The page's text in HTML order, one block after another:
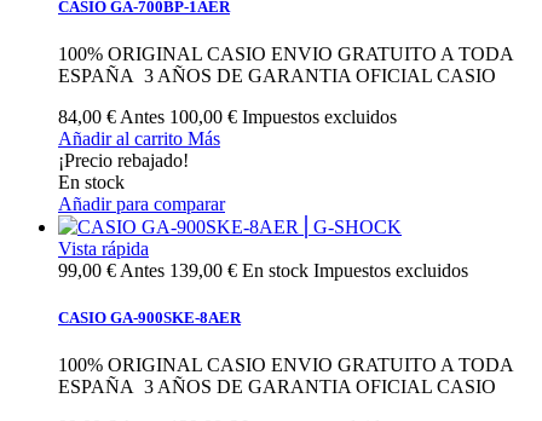
CASIO GA-700BP-1AER
100% ORIGINAL CASIO ENVIO GRATUITO A TODA
ESPAÑA 3 AÑOS DE GARANTIA OFICIAL CASIO
84,00 € Antes 100,00 € Impuestos excluidos
Añadir al carrito Más
¡Precio rebajado!
En stock
Añadir para comparar
Vista rápida
99,00 € Antes 139,00 € En stock Impuestos excluidos
CASIO GA-900SKE-8AER
100% ORIGINAL CASIO ENVIO GRATUITO A TODA
ESPAÑA 3 AÑOS DE GARANTIA OFICIAL CASIO